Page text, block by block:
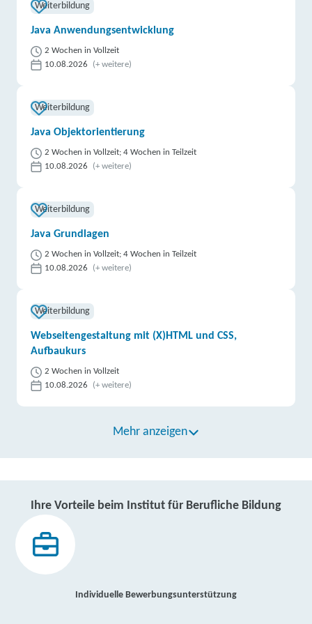
Weiterbildung
Java Anwendungsentwicklung
2 Wochen in Vollzeit
10.08.2026
(+ weitere)
Weiterbildung
Java Objektorientierung
2 Wochen in Vollzeit; 4 Wochen in Teilzeit
10.08.2026
(+ weitere)
Weiterbildung
Java Grundlagen
2 Wochen in Vollzeit; 4 Wochen in Teilzeit
10.08.2026
(+ weitere)
Weiterbildung
Webseitengestaltung mit (X)HTML und CSS,
Aufbaukurs
2 Wochen in Vollzeit
10.08.2026
(+ weitere)
Mehr anzeigen
Ihre Vorteile beim Institut für Berufliche Bildung
Individuelle Bewerbungsunterstützung